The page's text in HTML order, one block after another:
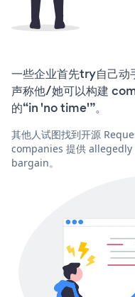
一些企业首先try自己
声称他/她可以构建
的“in 'no time'”。
其他人试图找到开源
companies 提供
bargain。